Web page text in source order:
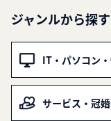
ジャンルから探す
IT・パソコン
サービス・冠